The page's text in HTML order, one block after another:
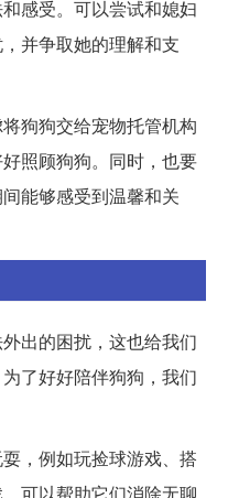
感受。可以尝试和媳妇
并争取她的理解和支
狗狗交给宠物托管机构
照顾狗狗。同时，也要
能够感受到温馨和关
出的困扰，这也给我们
了好好陪伴狗狗，我们
，例如玩捡球游戏、搭
可以帮助它们消除无聊